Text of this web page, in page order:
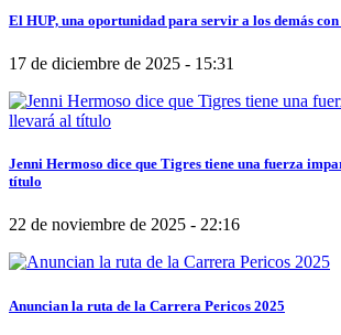
El HUP, una oportunidad para servir a los demás
17 de diciembre de 2025 - 15:31
Jenni Hermoso dice que Tigres tiene una fuerza
título
22 de noviembre de 2025 - 22:16
Anuncian la ruta de la Carrera Pericos 2025